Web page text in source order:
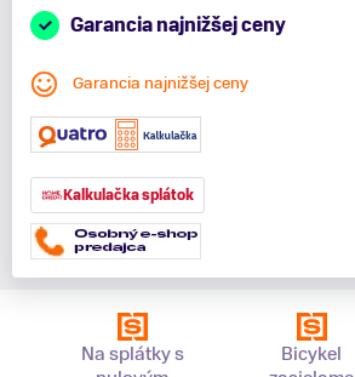
Garancia najnižšej ceny
Garancia najnižšej ceny
Kalkulačka splátok
Na splátky s
Bicykel